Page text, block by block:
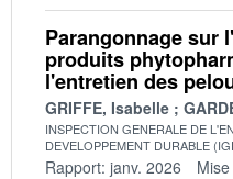
Parangonnage sur
produits
l'entretien des
GRIFFE, Isabelle
INSPECTION GENERALE DE
DEVELOPPEMENT DURABLE
Rapport: janv. 2026